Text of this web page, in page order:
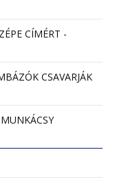
CÍMÉRT -
CSAVARJÁK